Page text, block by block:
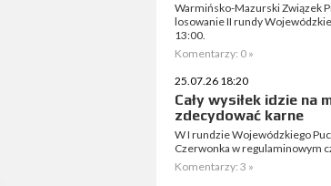
Warmińsko-Mazurski Związek
losowanie II rundy
13:00.
Komentarzy: 0 »
25.07.26 18:20
Cały wysiłek idzie
zdecydować karne
W I rundzie Wojewódzkiego
Czerwonka w regulaminowym
Komentarzy: 3 »